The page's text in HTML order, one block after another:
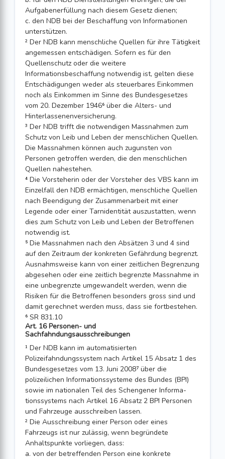
Aufgabenerfüllung nach diesem Gesetz dienen;
c. den NDB bei der Beschaffung von Informationen
unterstützen.
² Der NDB kann menschliche Quellen für ihre Tätigkeit
angemessen entschädigen. Sofern es für den
Quellenschutz oder die weitere
Informationsbeschaffung notwendig ist, gelten diese
Entschädigungen weder als steuerbares Einkommen
noch als Einkommen im Sinne des Bundesgesetzes
vom 20. Dezember 1946⁶ über die Alters- und
Hinterlassenenversicherung.
³ Der NDB trifft die notwendigen Massnahmen zum
Schutz von Leib und Leben der menschlichen Quellen.
Die Massnahmen können auch zugunsten von
Personen getroffen werden, die den menschlichen
Quellen nahestehen.
⁴ Die Vorsteherin oder der Vorsteher des VBS kann im
Einzelfall den NDB ermächtigen, menschliche Quellen
nach Beendigung der Zusammenarbeit mit einer
Legende oder einer Tarnidentität auszustatten, wenn
dies zum Schutz von Leib und Leben der Betroffenen
notwendig ist.
⁵ Die Massnahmen nach den Absätzen 3 und 4 sind
auf den Zeitraum der konkreten Gefährdung begrenzt.
Ausnahmsweise kann von einer zeitlichen Begrenzung
abgesehen oder eine zeitlich begrenzte Massnahme in
eine unbegrenzte umgewandelt werden, wenn die
Risiken für die Betroffenen besonders gross sind und
damit gerechnet werden muss, dass sie fortbestehen.
⁶ SR 831.10
Art. 16 Personen- und
Sachfahndungsausschreibungen
¹ Der NDB kann im automatisierten
Polizeifahndungssystem nach Artikel 15 Absatz 1 des
Bundesgesetzes vom 13. Juni 2008⁷ über die
polizeilichen Informa­tionssysteme des Bundes (BPI)
sowie im nationalen Teil des Schengener Informa­
tionssystems nach Artikel 16 Absatz 2 BPI Personen
und Fahrzeuge ausschreiben lassen.
² Die Ausschreibung einer Person oder eines
Fahrzeugs ist nur zulässig, wenn begründete
Anhaltspunkte vorliegen, dass:
a. von der betreffenden Person eine konkrete